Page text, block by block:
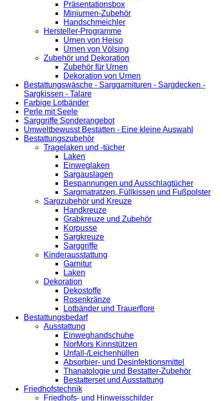
Präsentationsbox
Miniurnen-Zubehör
Handschmeichler
Hersteller-Programme
Urnen von Heiso
Urnen von Völsing
Zubehör und Dekoration
Zubehör für Urnen
Dekoration von Urnen
Bestattungswäsche - Sarggarnituren - Sargdecken -
Sargkissen - Talare
Farbige Lotbänder
Perle mit Seele
Sarggriffe Sonderangebot
Umweltbewusst Bestatten - Eine kleine Auswahl
Bestattungszubehör
Tragelaken und -tücher
Laken
Einweglaken
Sargauslagen
Bespannungen und Ausschlagtücher
Sargmatratzen, Füllkissen und Fußpolster
Sargzubehör und Kreuze
Handkreuze
Grabkreuze und Zubehör
Korpusse
Sargkreuze
Sarggriffe
Kinderausstattung
Garnitur
Laken
Dekoration
Dekostoffe
Rosenkränze
Lotbänder und Trauerflore
Bestattungsbedarf
Ausstattung
Einweghandschuhe
NorMors Kinnstützen
Unfall-/Leichenhüllen
Absorbier- und Desinfektionsmittel
Thanatologie und Bestatter-Zubehör
Bestatterset und Ausstattung
Friedhofstechnik
Friedhofs- und Hinweisschilder